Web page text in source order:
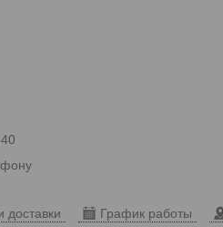
доставки График работы